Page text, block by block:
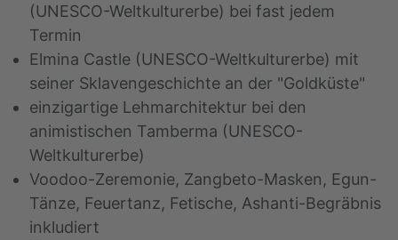
(UNESCO-Weltkulturerbe) bei fast jedem
Termin
Elmina Castle (UNESCO-Weltkulturerbe) mit
seiner Sklavengeschichte an der "Goldküste"
einzigartige Lehmarchitektur bei den
animistischen Tamberma (UNESCO-
Weltkulturerbe)
Voodoo-Zeremonie, Zangbeto-Masken, Egun-
Tänze, Feuertanz, Fetische, Ashanti-Begräbnis
inkludiert